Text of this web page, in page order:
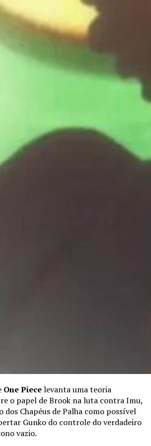
One Piecelevanta uma teoria
o papel de Brook na luta contra Imu,
dos Chapéus de Palha como possível
Gunko do controle do verdadeiro
vazio.